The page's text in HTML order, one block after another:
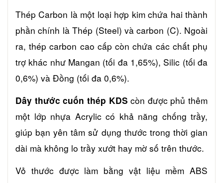
Thép Carbon là một loại hợp kim chứa hai thành
phần chính là Thép (Steel) và carbon (C). Ngoài
ra, thép carbon cao cấp còn chứa các chất phụ
trợ khác như Mangan (tối đa 1,65%), Silic (tối đa
0,6%) và Đồng (tối đa 0,6%).
Dây thước cuốn thép KDS còn được phủ thêm
một lớp nhựa Acrylic có khả năng chống trầy,
giúp bạn yên tâm sử dụng thước trong thời gian
dài mà không lo trầy xướt hay mờ số trên thước.
Vỏ thước được làm bằng vật liệu mềm ABS